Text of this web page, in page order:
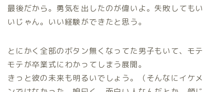
最後だから。勇気を出したのが偉いよ。失敗してもい
いじゃん。いい経験ができたと思う。
とにかく全部のボタン無くなってた男子もいて、モテ
モテが卒業式にわかってしまう展開。
きっと彼の未来も明るいでしょう。（そんなにイケメ